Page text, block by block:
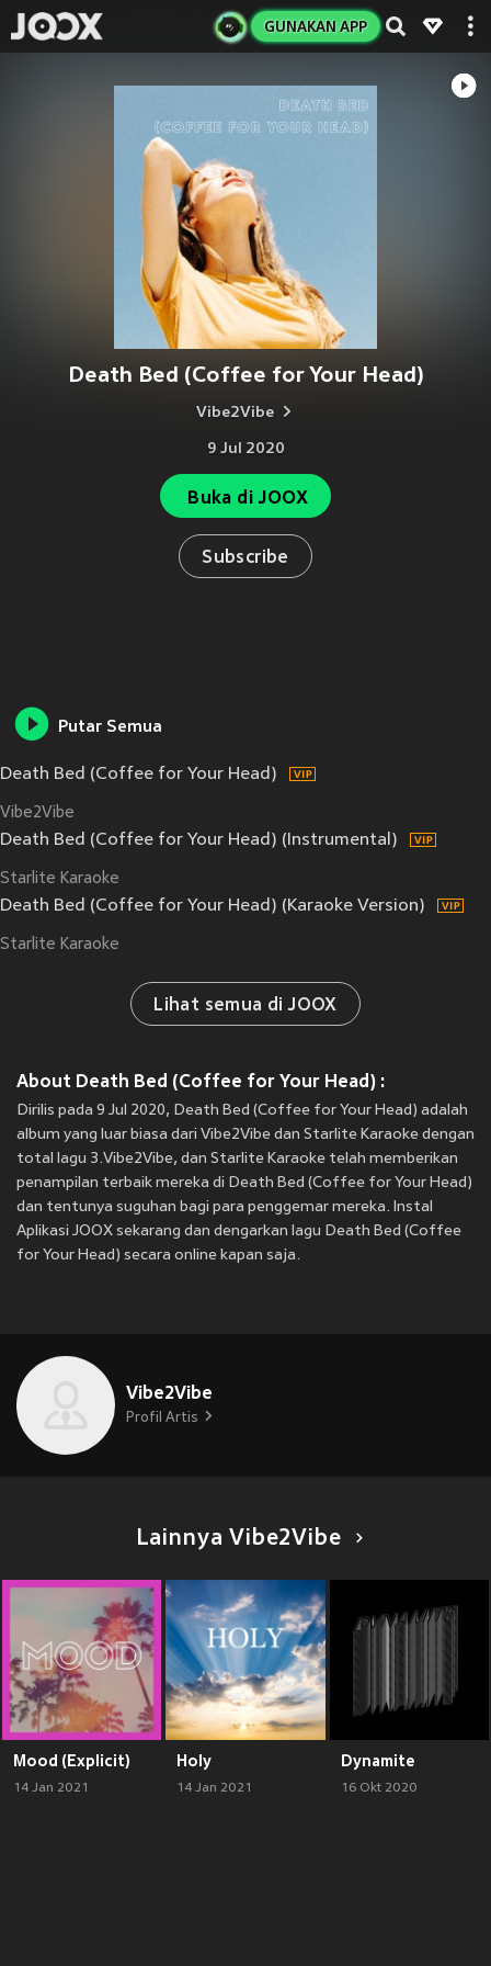
GUNAKAN APP
Death Bed (Coffee for Your Head)
Vibe2Vibe
9 Jul 2020
Buka di JOOX
Subscribe
Putar Semua
Death Bed (Coffee for Your Head)
Vibe2Vibe
Death Bed (Coffee for Your Head) (Instrumental)
Starlite Karaoke
Death Bed (Coffee for Your Head) (Karaoke Version)
Starlite Karaoke
Lihat semua di JOOX
About Death Bed (Coffee for Your Head) :
Dirilis pada 9 Jul 2020, Death Bed (Coffee for Your Head) adalah
album yang luar biasa dari Vibe2Vibe dan Starlite Karaoke dengan
total lagu 3.Vibe2Vibe, dan Starlite Karaoke telah memberikan
penampilan terbaik mereka di Death Bed (Coffee for Your Head)
dan tentunya suguhan bagi para penggemar mereka. Instal
Aplikasi JOOX sekarang dan dengarkan lagu Death Bed (Coffee
for Your Head) secara online kapan saja.
Vibe2Vibe
Profil Artis
Lainnya Vibe2Vibe
Mood (Explicit)
14 Jan 2021
Holy
14 Jan 2021
Dynamite
16 Okt 2020